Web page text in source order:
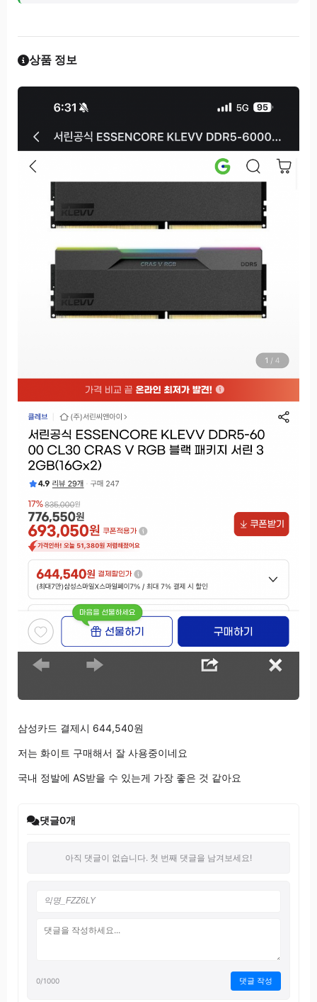
상품 정보
삼성카드 결제시 644,540원
저는 화이트 구매해서 잘 사용중이네요
국내 정발에 AS받을 수 있는게 가장 좋은 것 같아요
댓글0개
아직 댓글이 없습니다. 첫 번째 댓글을 남겨보세요!
0/1000 댓글 작성